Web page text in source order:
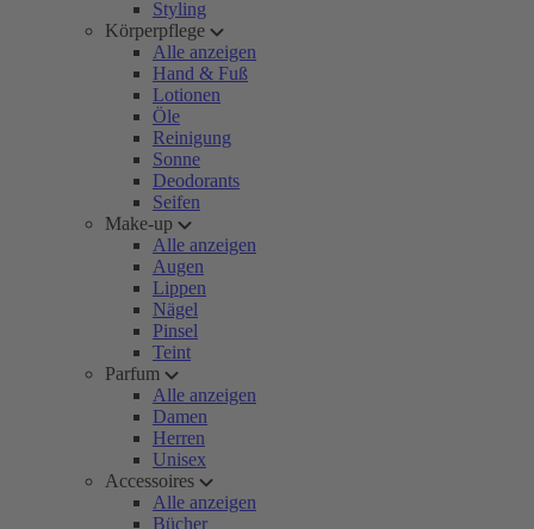
Styling
Körperpflege
Alle anzeigen
Hand & Fuß
Lotionen
Öle
Reinigung
Sonne
Deodorants
Seifen
Make-up
Alle anzeigen
Augen
Lippen
Nägel
Pinsel
Teint
Parfum
Alle anzeigen
Damen
Herren
Unisex
Accessoires
Alle anzeigen
Bücher